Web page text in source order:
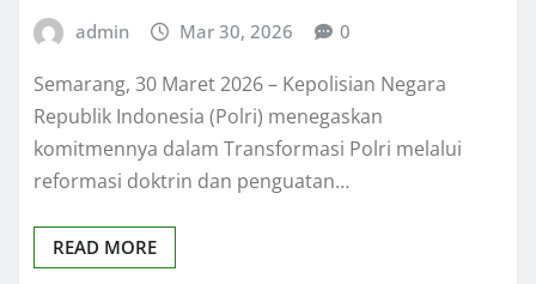
admin Mar 30, 2026 0
Semarang, 30 Maret 2026 – Kepolisian Negara
Republik Indonesia (Polri) menegaskan
komitmennya dalam Transformasi Polri melalui
reformasi doktrin dan penguatan…
READ MORE